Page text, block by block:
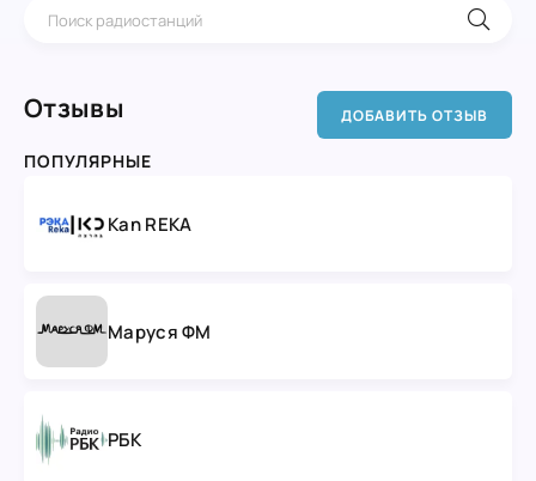
Отзывы ДОБАВИТЬ ОТЗЫВ
ПОПУЛЯРНЫЕ
Kan REKA
Маруся ФМ
РБК